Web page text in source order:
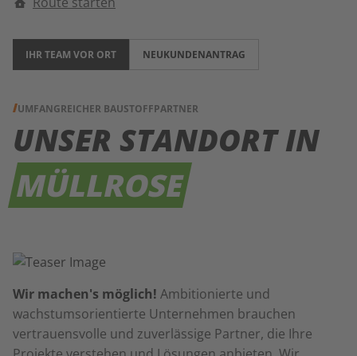
IHR TEAM VOR ORT NEUKUNDENANTRAG
UMFANGREICHER BAUSTOFFPARTNER
UNSER STANDORT IN
MÜLLROSE
Wir machen's möglich! Ambitionierte und
wachstumsorientierte Unternehmen brauchen
vertrauensvolle und zuverlässige Partner, die Ihre